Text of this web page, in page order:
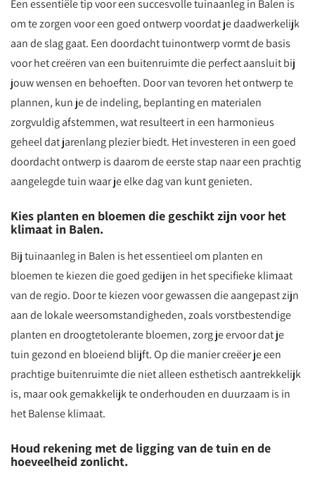
Een essentiële tip voor een succesvolle tuinaanleg in Balen is
om te zorgen voor een goed ontwerp voordat je daadwerkelijk
aan de slag gaat. Een doordacht tuinontwerp vormt de basis
voor het creëren van een buitenruimte die perfect aansluit bij
jouw wensen en behoeften. Door van tevoren het ontwerp te
plannen, kun je de indeling, beplanting en materialen
zorgvuldig afstemmen, wat resulteert in een harmonieus
geheel dat jarenlang plezier biedt. Het investeren in een goed
doordacht ontwerp is daarom de eerste stap naar een prachtig
aangelegde tuin waar je elke dag van kunt genieten.
Kies planten en bloemen die geschikt zijn voor het
klimaat in Balen.
Bij tuinaanleg in Balen is het essentieel om planten en
bloemen te kiezen die goed gedijen in het specifieke klimaat
van de regio. Door te kiezen voor gewassen die aangepast zijn
aan de lokale weersomstandigheden, zoals vorstbestendige
planten en droogtetolerante bloemen, zorg je ervoor dat je
tuin gezond en bloeiend blijft. Op die manier creëer je een
prachtige buitenruimte die niet alleen esthetisch aantrekkelijk
is, maar ook gemakkelijk te onderhouden en duurzaam is in
het Balense klimaat.
Houd rekening met de ligging van de tuin en de
hoeveelheid zonlicht.